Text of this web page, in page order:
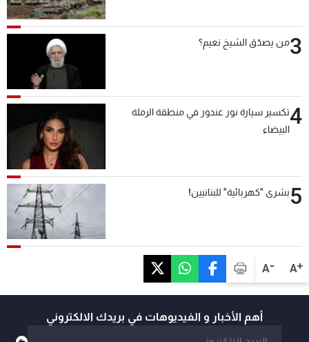
A+
A-
3من يصدّق الشيخ نعيم؟
4تكسير سيارة نور غندور في منطقة الرملة
البيضاء
5بشرى "كهربائية" للبنانيين!
أهم الأخبار و الفيديوهات في بريدك الالكتروني